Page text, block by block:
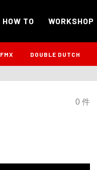
HOW TO WORKSHOP
FMX DOUBLE DUTCH
0 件